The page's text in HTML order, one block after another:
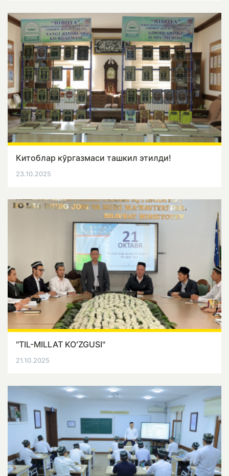
Китоблар кўргазмаси ташкил этилди!
23.10.2025
"TIL-MILLAT KOʻZGUSI"
21.10.2025